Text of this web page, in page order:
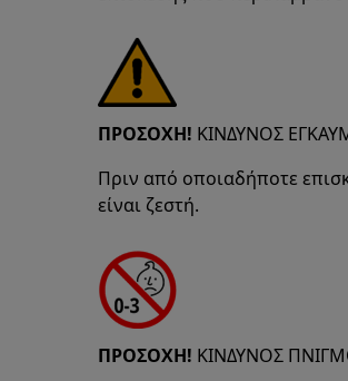
ΠΡΟΣΟΧΗ! ΚΙΝΔΥΝΟΣ
Πριν από οποιαδήποτε
είναι ζεστή.
ΠΡΟΣΟΧΗ! ΚΙΝΔΥΝΟΣ